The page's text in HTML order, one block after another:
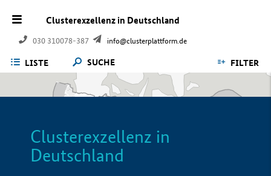
Clusterexzellenz in Deutschland
030 310078-387 info@clusterplattform.de
LISTE SUCHE FILTER
Clusterexzellenz in
Deutschland